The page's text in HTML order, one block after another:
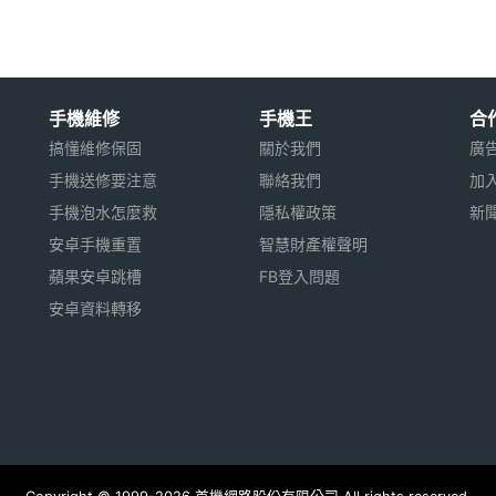
EDGE, GPRS, Wi-Fi / WLAN
GSM900, HSDPA, WCDMA
手機維修
搞懂維修保固
手機送修要注意
手機泡水怎麼救
安卓手機重置
蘋果安卓跳槽
安卓資料轉移
手機王
關於我們
聯絡我們
隱私權政策
智慧財產權聲明
FB登入問題
合
廣
加
新